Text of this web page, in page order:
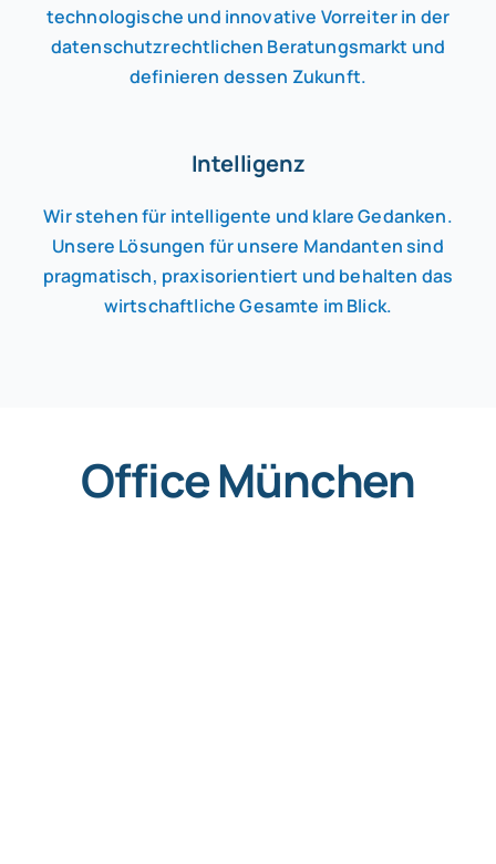
technologische und innovative Vorreiter in der
datenschutzrechtlichen Beratungsmarkt und
definieren dessen Zukunft.
Intelligenz
Wir stehen für intelligente und klare Gedanken.
Unsere Lösungen für unsere Mandanten sind
pragmatisch, praxisorientiert und behalten das
wirtschaftliche Gesamte im Blick.
Office München